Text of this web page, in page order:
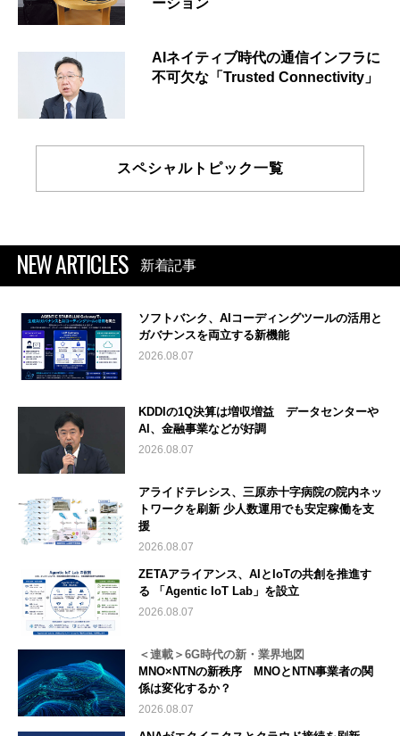
ーション
AIネイティブ時代の通信インフラに
不可欠な「Trusted Connectivity」
スペシャルトピック一覧
NEW ARTICLES 新着記事
ソフトバンク、AIコーディングツールの活用と
ガバナンスを両立する新機能
2026.08.07
KDDIの1Q決算は増収増益 データセンターや
AI、金融事業などが好調
2026.08.07
アライドテレシス、三原赤十字病院の院内ネッ
トワークを刷新 少人数運用でも安定稼働を支
援
2026.08.07
ZETAアライアンス、AIとIoTの共創を推進す
る 「Agentic IoT Lab」を設立
2026.08.07
＜連載＞6G時代の新・業界地図
MNO×NTNの新秩序 MNOとNTN事業者の関
係は変化するか？
2026.08.07